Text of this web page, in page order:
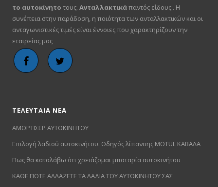
το αυτοκίνητο τους. Ανταλλακτικάπαντός είδους . Η
συνέπεια στην παράδοση, η ποιότητα των ανταλλακτικών και οι
ανταγωνιστικές τιμές είναι έννοιες που χαρακτηρίζουν την
εταιρείας μας
ΤΕΛΕΥΤΑΙΑ ΝΕΑ
ΑΜΟΡΤΙΣΕΡ ΑΥΤΟΚΙΝΗΤΟΥ
Επιλογή λαδιού αυτοκινήτου. Οδηγός λίπανσης MOTUL ΚΑΒΑΛΑ
Πως θα καταλάβω ότι χρειάζομαι μπαταρία αυτοκινήτου
ΚΑΘΕ ΠΟΤΕ ΑΛΛΑΖΕΤΕ ΤΑ ΛΑΔΙΑ ΤΟΥ ΑΥΤΟΚΙΝΗΤΟΥ ΣΑΣ